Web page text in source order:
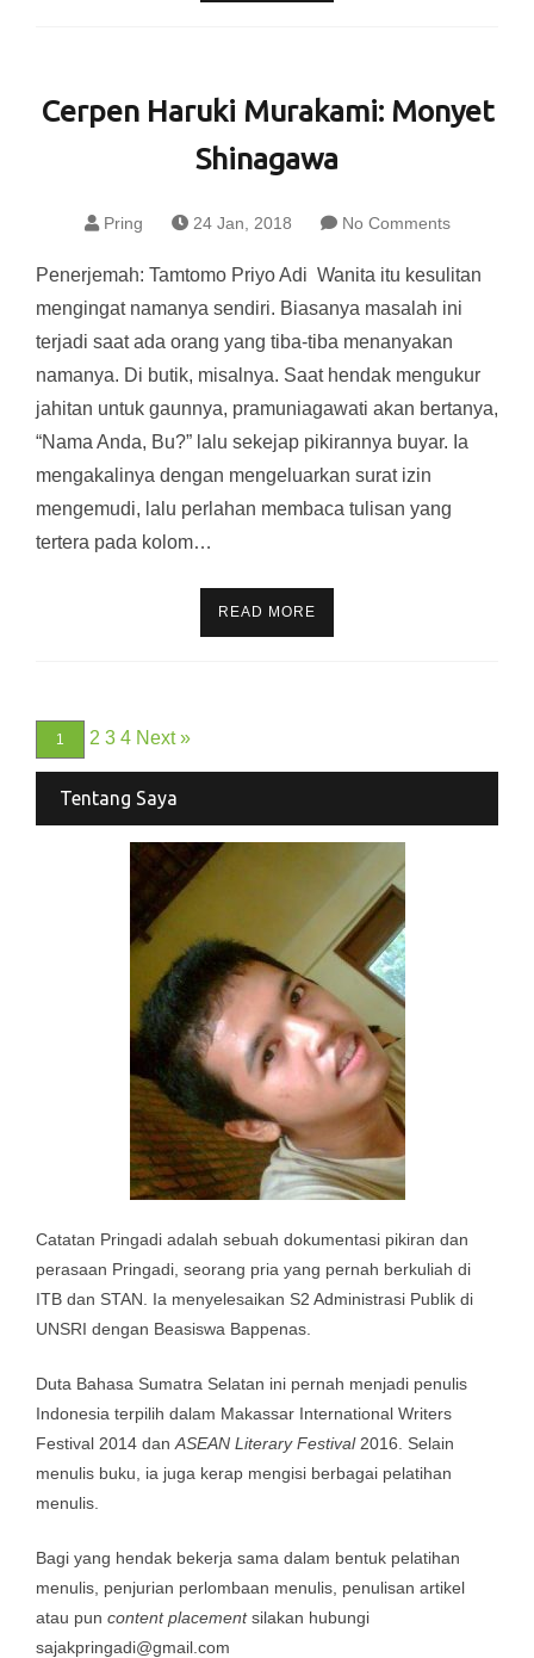
Cerpen Haruki Murakami: Monyet
Shinagawa
Pring 24 Jan, 2018 No Comments
Penerjemah: Tamtomo Priyo Adi Wanita itu kesulitan
mengingat namanya sendiri. Biasanya masalah ini
terjadi saat ada orang yang tiba-tiba menanyakan
namanya. Di butik, misalnya. Saat hendak mengukur
jahitan untuk gaunnya, pramuniagawati akan bertanya,
“Nama Anda, Bu?” lalu sekejap pikirannya buyar. Ia
mengakalinya dengan mengeluarkan surat izin
mengemudi, lalu perlahan membaca tulisan yang
tertera pada kolom…
READ MORE
1 2 3 4 Next »
Tentang Saya
Catatan Pringadi adalah sebuah dokumentasi pikiran dan
perasaan Pringadi, seorang pria yang pernah berkuliah di
ITB dan STAN. Ia menyelesaikan S2 Administrasi Publik di
UNSRI dengan Beasiswa Bappenas.
Duta Bahasa Sumatra Selatan ini pernah menjadi penulis
Indonesia terpilih dalam Makassar International Writers
Festival 2014 dan ASEAN Literary Festival2016. Selain
menulis buku, ia juga kerap mengisi berbagai pelatihan
menulis.
Bagi yang hendak bekerja sama dalam bentuk pelatihan
menulis, penjurian perlombaan menulis, penulisan artikel
atau pun content placementsilakan hubungi
sajakpringadi@gmail.com